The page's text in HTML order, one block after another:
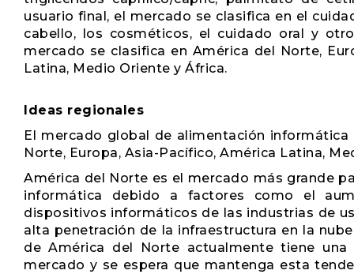
usuario final, el mercado se clasifica en el
cabello, los cosméticos, el cuidado oral y
mercado se clasifica en América del Norte,
Latina, Medio Oriente y África.
Ideas regionales
El mercado global de alimentación informática
Norte, Europa, Asia-Pacífico, América Latina,
América del Norte es el mercado más grande
informática debido a factores como el
dispositivos informáticos de las industrias de
alta penetración de la infraestructura en la
de América del Norte actualmente tiene
mercado y se espera que mantenga esta